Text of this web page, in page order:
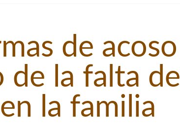
de acoso
de la falta de
la familia